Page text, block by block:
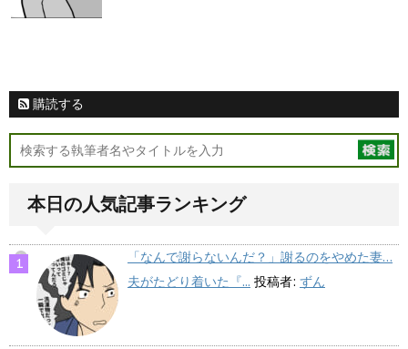
購読する
本日の人気記事ランキング
「なんで謝らないんだ？」謝るのをやめた妻…
夫がたどり着いた『... 投稿者: ずん